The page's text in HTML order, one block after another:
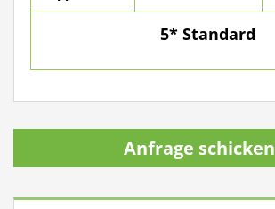
5* Standard
Anfrage schicken